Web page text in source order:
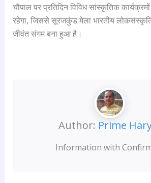
चौपाल पर प्रतिदिन विविध सांस्कृतिक
रहेगा, जिससे सूरजकुंड मेला भारतीय
जीवंत संगम बना हुआ है।
Author: Prime
Information with